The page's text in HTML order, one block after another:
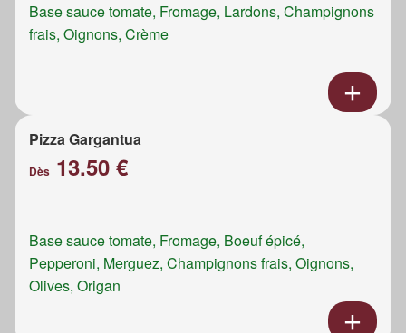
Base sauce tomate, Fromage, Lardons, Champignons
frais, Oignons, Crème
Pizza Gargantua
Dès 13.50 €
Base sauce tomate, Fromage, Boeuf épicé,
Pepperoni, Merguez, Champignons frais, Oignons,
Olives, Origan